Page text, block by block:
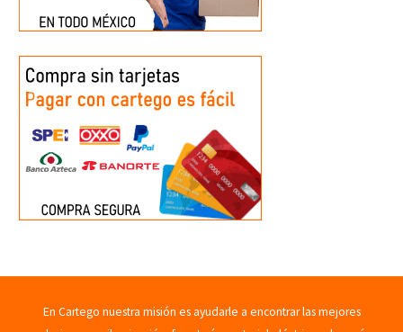
En Cartego nuestra misión es ayudarle a encontrar las mejores